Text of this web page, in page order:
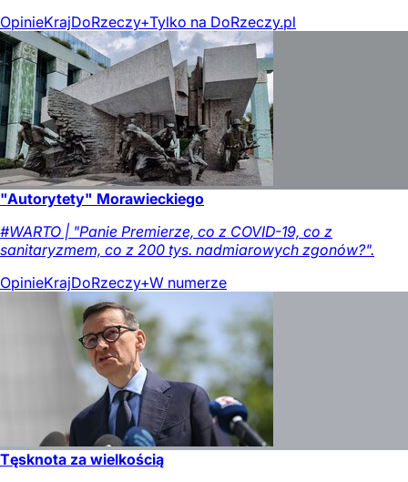
OpinieKrajDoRzeczy+Tylko na DoRzeczy.pl
"Autorytety" Morawieckiego
#WARTO | "Panie Premierze, co z COVID-19, co z
sanitaryzmem, co z 200 tys. nadmiarowych zgonów?".
OpinieKrajDoRzeczy+W numerze
Tęsknota za wielkością